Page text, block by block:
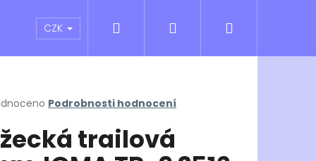
sporty Outlet Obchodní podmínky
CZK Přihlášení
Podrobnosti hodnocení
trailová